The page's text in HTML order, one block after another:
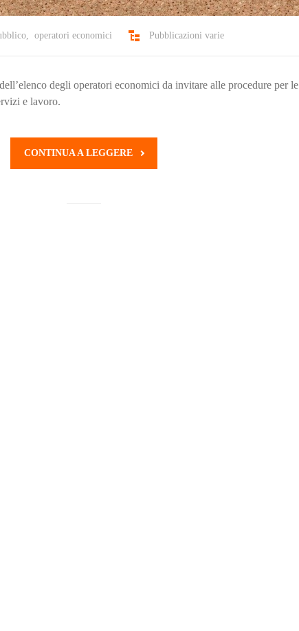
, operatori economici Pubblicazioni varie
degli operatori economici da invitare alle procedure per le
e lavoro.
CONTINUA A LEGGERE